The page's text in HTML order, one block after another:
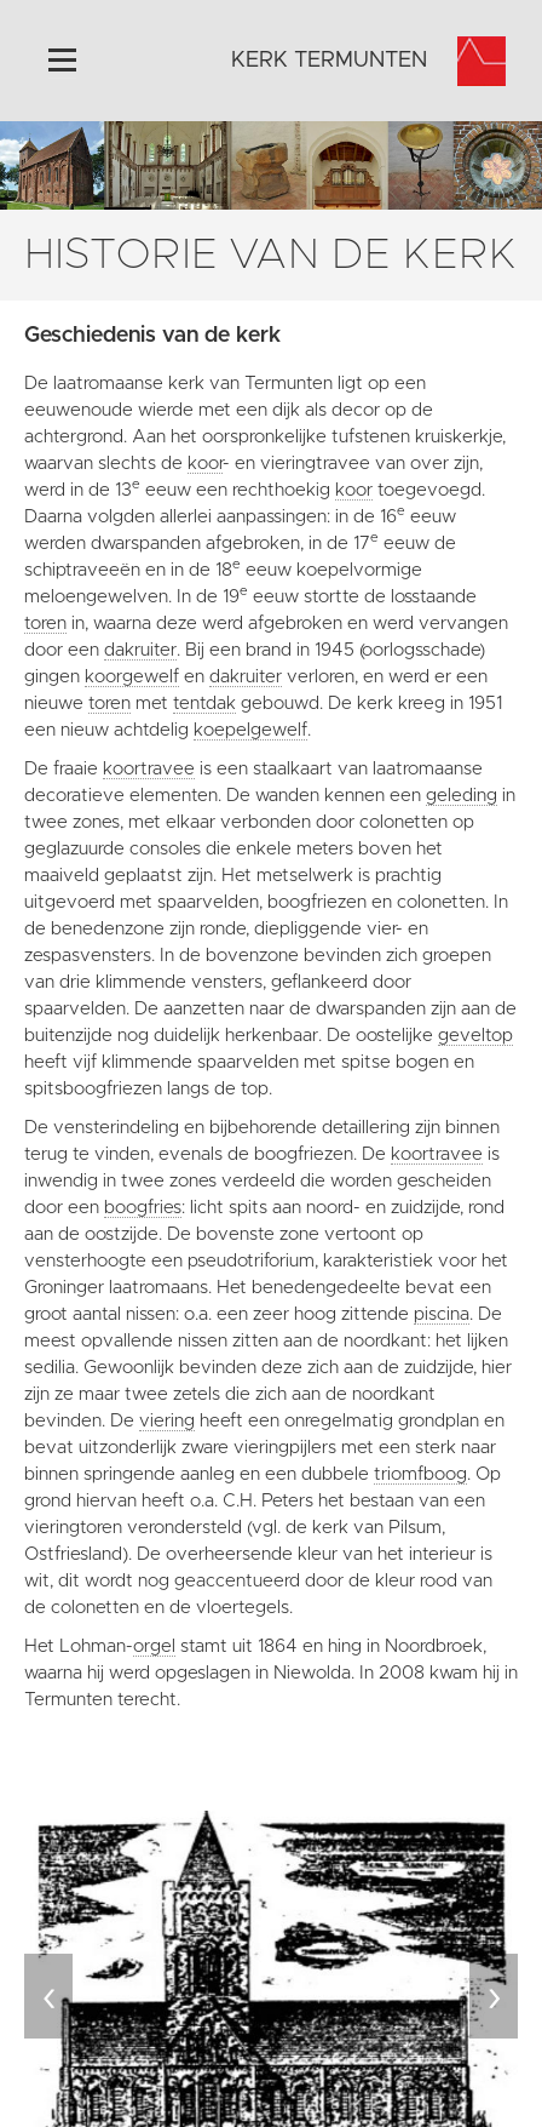
Home
Algemeen
Historie
Activiteiten
Steun ons
Contact
Vaktaal
KERK TERMUNTEN
HISTORIE VAN DE KERK
Geschiedenis van de kerk
De laatromaanse kerk van Termunten ligt op een
eeuwenoude wierde met een dijk als decor op de
achtergrond. Aan het oorspronkelijke tufstenen kruiskerkje,
waarvan slechts de koor- en vieringtravee van over zijn,
werd in de 13e eeuw een rechthoekig koor toegevoegd.
Daarna volgden allerlei aanpassingen: in de 16e eeuw
werden dwarspanden afgebroken, in de 17e eeuw de
schiptraveeën en in de 18e eeuw koepelvormige
meloengewelven. In de 19e eeuw stortte de losstaande
toren in, waarna deze werd afgebroken en werd vervangen
door een dakruiter. Bij een brand in 1945 (oorlogsschade)
gingen koorgewelf en dakruiter verloren, en werd er een
nieuwe toren met tentdak gebouwd. De kerk kreeg in 1951
een nieuw achtdelig koepelgewelf.
De fraaie koortravee is een staalkaart van laatromaanse
decoratieve elementen. De wanden kennen een geleding in
twee zones, met elkaar verbonden door colonetten op
geglazuurde consoles die enkele meters boven het
maaiveld geplaatst zijn. Het metselwerk is prachtig
uitgevoerd met spaarvelden, boogfriezen en colonetten. In
de benedenzone zijn ronde, diepliggende vier- en
zespasvensters. In de bovenzone bevinden zich groepen
van drie klimmende vensters, geflankeerd door
spaarvelden. De aanzetten naar de dwarspanden zijn aan de
buitenzijde nog duidelijk herkenbaar. De oostelijke geveltop
heeft vijf klimmende spaarvelden met spitse bogen en
spitsboogfriezen langs de top.
De vensterindeling en bijbehorende detaillering zijn binnen
terug te vinden, evenals de boogfriezen. De koortravee is
inwendig in twee zones verdeeld die worden gescheiden
door een boogfries: licht spits aan noord- en zuidzijde, rond
aan de oostzijde. De bovenste zone vertoont op
vensterhoogte een pseudotriforium, karakteristiek voor het
Groninger laatromaans. Het benedengedeelte bevat een
groot aantal nissen: o.a. een zeer hoog zittende piscina. De
meest opvallende nissen zitten aan de noordkant: het lijken
sedilia. Gewoonlijk bevinden deze zich aan de zuidzijde, hier
zijn ze maar twee zetels die zich aan de noordkant
bevinden. De viering heeft een onregelmatig grondplan en
bevat uitzonderlijk zware vieringpijlers met een sterk naar
binnen springende aanleg en een dubbele triomfboog. Op
grond hiervan heeft o.a. C.H. Peters het bestaan van een
vieringtoren verondersteld (vgl. de kerk van Pilsum,
Ostfriesland). De overheersende kleur van het interieur is
wit, dit wordt nog geaccentueerd door de kleur rood van
de colonetten en de vloertegels.
Het Lohman-orgel stamt uit 1864 en hing in Noordbroek,
waarna hij werd opgeslagen in Niewolda. In 2008 kwam hij in
Termunten terecht.
‹ ›